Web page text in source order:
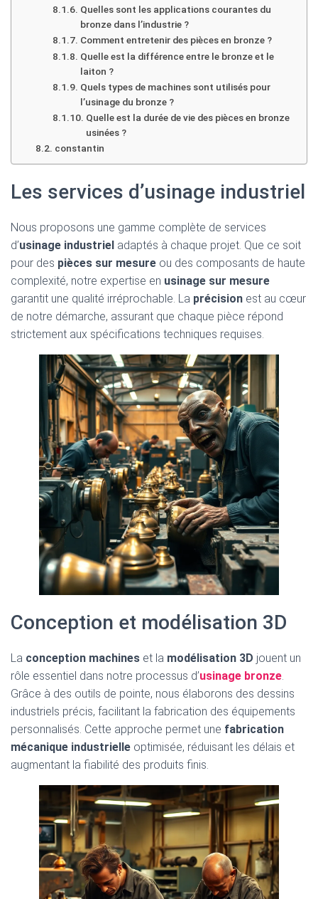
Quelles sont les applications courantes du
bronze dans l’industrie ?
Comment entretenir des pièces en bronze ?
Quelle est la différence entre le bronze et le
laiton ?
Quels types de machines sont utilisés pour
l’usinage du bronze ?
Quelle est la durée de vie des pièces en bronze
usinées ?
constantin
Les services d’usinage industriel
Nous proposons une gamme complète de services
d’usinage industriel adaptés à chaque projet. Que ce soit
pour des pièces sur mesure ou des composants de haute
complexité, notre expertise en usinage sur mesure
garantit une qualité irréprochable. La précision est au cœur
de notre démarche, assurant que chaque pièce répond
strictement aux spécifications techniques requises.
Conception et modélisation 3D
La conception machines et la modélisation 3D jouent un
rôle essentiel dans notre processus d’usinage bronze.
Grâce à des outils de pointe, nous élaborons des dessins
industriels précis, facilitant la fabrication des équipements
personnalisés. Cette approche permet une fabrication
mécanique industrielle optimisée, réduisant les délais et
augmentant la fiabilité des produits finis.